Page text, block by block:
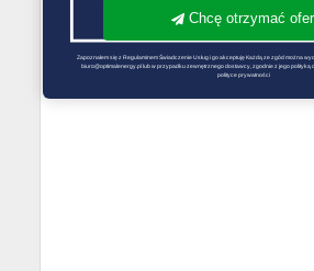
Chcę otrzymać
Zapoznałem się z Regulaminem Świadczenie Usług i go akceptuję Każdą ze zgód można
biuro@optimalenergy.pl lub w przypadku zewnętrznego dostawcy, zgodnie z jego polityką
polityce prywatności